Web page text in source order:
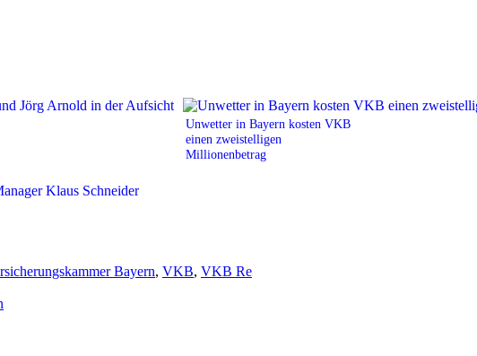
Unwetter in Bayern kosten VKB
einen zweistelligen
Millionenbetrag
Bayern, VKB, VKB Re